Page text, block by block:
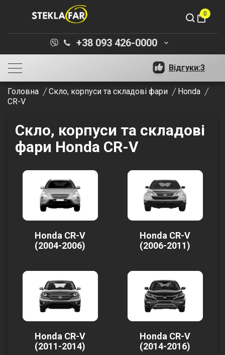
shopping_bag
0
+38 093 426-0000 keyboard_arrow_down
Відгуки:3
Головна Скло, корпуси та складові фари
Honda
CR-V
Скло, корпуси та складові
фари Honda CR-V
Honda CR-V
(2004-2006)
Honda CR-V
(2006-2011)
Honda CR-V
(2011-2014)
Honda CR-V
(2014-2016)